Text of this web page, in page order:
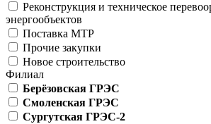
Реконструкция и техническое
энергообъектов
Поставка МТР
Прочие закупки
Новое строительство
Филиал
Берёзовская ГРЭС
Смоленская ГРЭС
Сургутская ГРЭС-2